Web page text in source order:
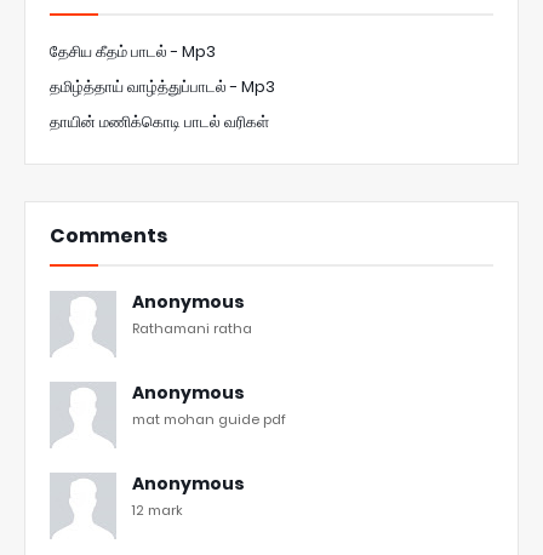
தேசிய கீதம் பாடல் - Mp3
தமிழ்த்தாய் வாழ்த்துப்பாடல் - Mp3
தாயின் மணிக்கொடி பாடல் வரிகள்
Comments
Anonymous
Rathamani ratha
Anonymous
mat mohan guide pdf
Anonymous
12 mark